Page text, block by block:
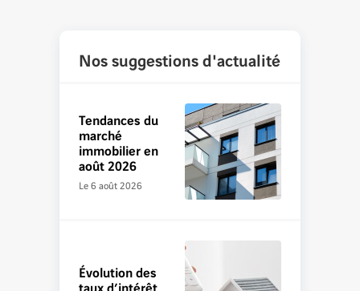
Nos suggestions d'actualité
Tendances du
marché
immobilier en
août 2026
Le 6 août 2026
Évolution des